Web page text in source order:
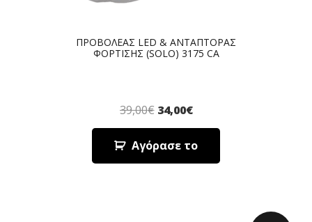
ΠΡΟΒΟΛΕΑΣ LED & ΑΝΤΑΠΤΟΡΑΣ
ΦΟΡΤΙΣΗΣ (SOLO) 3175 CA
39,00€ 34,00€
Αγόρασε το